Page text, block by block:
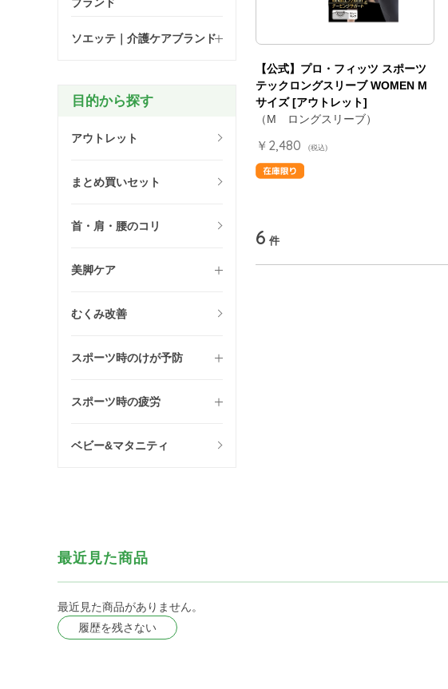
ソエッテ｜介護ケアブランド
目的から探す
アウトレット
まとめ買いセット
首・肩・腰のコリ
美脚ケア
むくみ改善
スポーツ時のけが予防
スポーツ時の疲労
ベビー&マタニティ
【公式】プロ・フィッツ スポーツ
テックロングスリーブ WOMEN M
サイズ [アウトレット]
（M ロングスリーブ）
￥2,480 (税込)
6 件
最近見た商品
最近見た商品がありません。
履歴を残さない